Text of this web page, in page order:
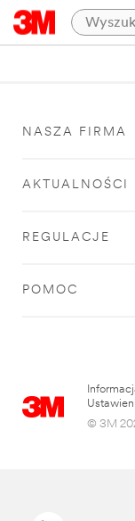
NASZA FIRMA
AKTUALNOŚCI
REGULACJE
POMOC
© 3M